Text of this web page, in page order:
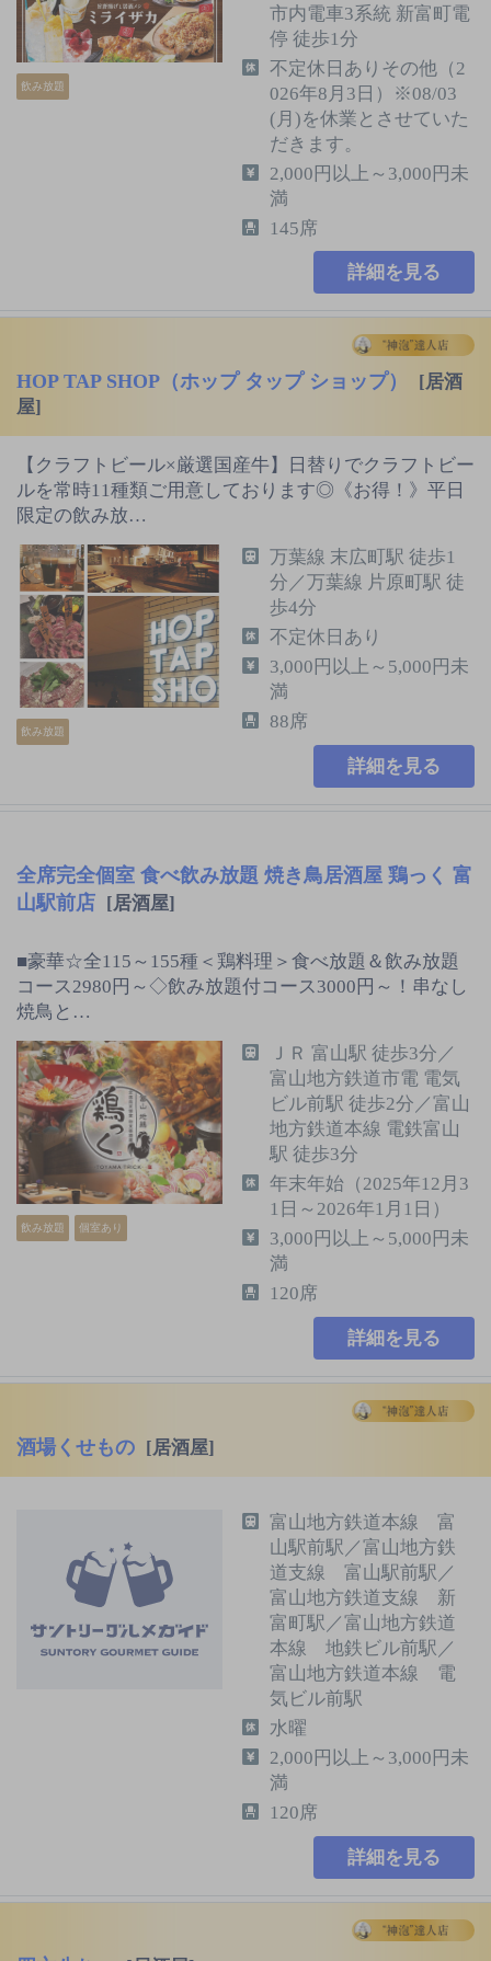
飲み放題
市内電車3系統 新富町電
停 徒歩1分
不定休日ありその他（2
026年8月3日）※08/03
(月)を休業とさせていた
だきます。
2,000円以上～3,000円未
満
145席
詳細を見る
HOP TAP SHOP（ホップ タップ ショップ）
[居酒
屋]
【クラフトビール×厳選国産牛】日替りでクラフトビー
ルを常時11種類ご用意しております◎《お得！》平日
限定の飲み放…
飲み放題
万葉線 末広町駅 徒歩1
分／万葉線 片原町駅 徒
歩4分
不定休日あり
3,000円以上～5,000円未
満
88席
詳細を見る
全席完全個室 食べ飲み放題 焼き鳥居酒屋 鶏っく 富
山駅前店
[居酒屋]
■豪華☆全115～155種＜鶏料理＞食べ放題＆飲み放題
コース2980円～◇飲み放題付コース3000円～！串なし
焼鳥と…
飲み放題 個室あり
ＪＲ 富山駅 徒歩3分／
富山地方鉄道市電 電気
ビル前駅 徒歩2分／富山
地方鉄道本線 電鉄富山
駅 徒歩3分
年末年始（2025年12月3
1日～2026年1月1日）
3,000円以上～5,000円未
満
120席
詳細を見る
酒場くせもの [居酒屋]
富山地方鉄道本線 富
山駅前駅／富山地方鉄
道支線 富山駅前駅／
富山地方鉄道支線 新
富町駅／富山地方鉄道
本線 地鉄ビル前駅／
富山地方鉄道本線 電
気ビル前駅
水曜
2,000円以上～3,000円未
満
120席
詳細を見る